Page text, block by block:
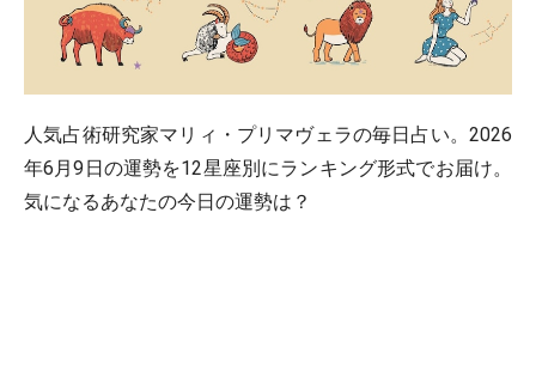
人気占術研究家マリィ・プリマヴェラの毎日占い。2026
年6月9日の運勢を12星座別にランキング形式でお届け。
気になるあなたの今日の運勢は？